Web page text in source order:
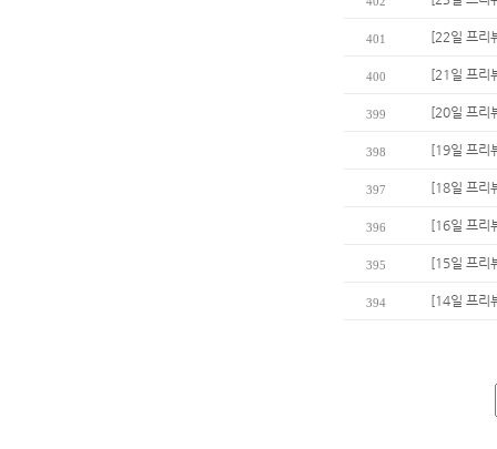
401 [22일 프리
400 [21일 프리
399 [20일 프리
398 [19일 프리
397 [18일 프리
396 [16일 프리
395 [15일 프리
394 [14일 프리